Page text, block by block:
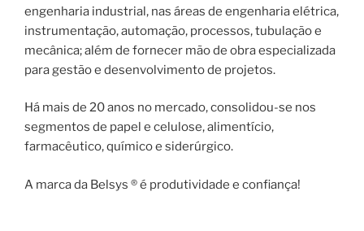
engenharia industrial, nas áreas de engenharia elétrica,
instrumentação, automação, processos, tubulação e
mecânica; além de fornecer mão de obra especializada
para gestão e desenvolvimento de projetos.
Há mais de 20 anos no mercado, consolidou-se nos
segmentos de papel e celulose, alimentício,
farmacêutico, químico e siderúrgico.
A marca da Belsys ® é produtividade e confiança!